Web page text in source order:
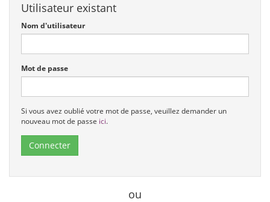
Utilisateur existant
Nom d'utilisateur
Mot de passe
Si vous avez oublié votre mot de passe, veuillez demander un
nouveau mot de passe ici.
Connecter
ou